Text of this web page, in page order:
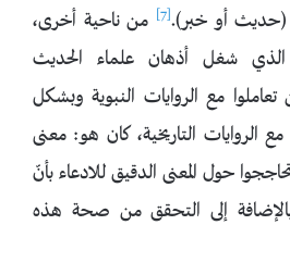
(حديث أو خبر).[7]
من ناحية أخرى،
شغل أذهان علماء الحديث
مع الروايات النبوية وبشكل
الروايات التاريخية، كان هو: معنى
حول المعنى الدقيق للادعاء بأنّ
إلى التحقق من صحة هذه